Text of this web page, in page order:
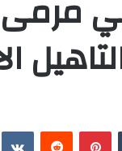
في
بينتيريست